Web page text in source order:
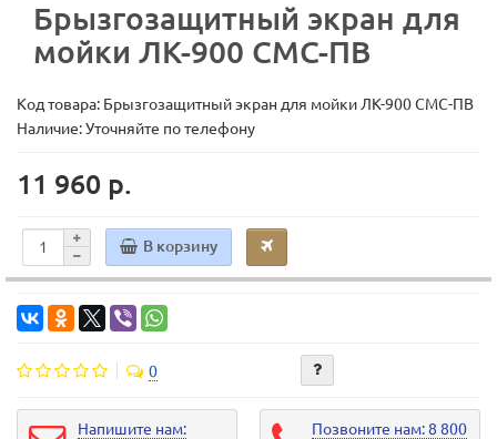
Брызгозащитный экран для
мойки ЛК-900 СМС-ПВ
Код товара: Брызгозащитный экран для мойки ЛК-900 СМС-ПВ
Наличие: Уточняйте по телефону
11 960 р.
В корзину
0
Напишите нам:
Позвоните нам: 8 800